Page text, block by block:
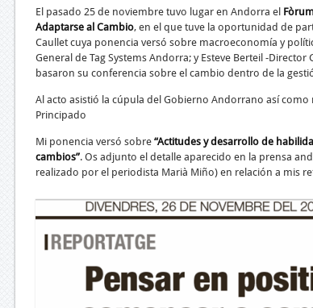
El pasado 25 de noviembre tuvo lugar en Andorra el
Adaptarse al Cambio, en el que tuve la oportunidad de
Caullet cuya ponencia versó sobre macroeconomía y
General de Tag Systems Andorra; y Esteve Berteil -
basaron su conferencia sobre el cambio dentro de la
Al acto asistió la cúpula del Gobierno Andorrano así
Principado
Mi ponencia versó sobre “Actitudes y desarrollo de
cambios”. Os adjunto el detalle aparecido en la prensa
realizado por el periodista Marià Miño) en relación a mis